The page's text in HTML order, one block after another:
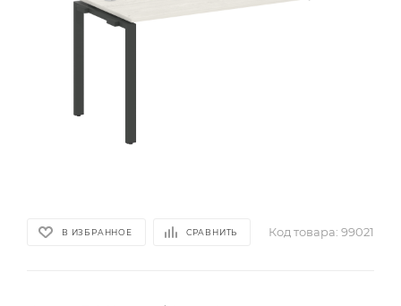
В ИЗБРАННОЕ СРАВНИТЬ Код товара: 99021